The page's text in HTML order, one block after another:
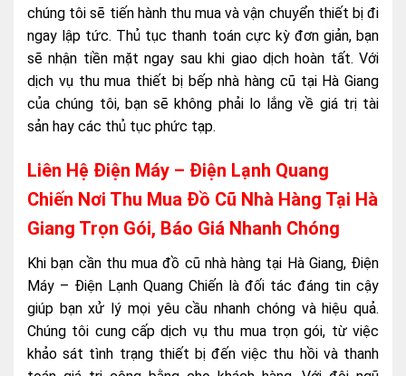
chúng tôi sẽ tiến hành thu mua và vận chuyển thiết bị đi
ngay lập tức. Thủ tục thanh toán cực kỳ đơn giản, bạn
sẽ nhận tiền mặt ngay sau khi giao dịch hoàn tất. Với
dịch vụ thu mua thiết bị bếp nhà hàng cũ tại Hà Giang
của chúng tôi, bạn sẽ không phải lo lắng về giá trị tài
sản hay các thủ tục phức tạp.
Liên Hệ Điện Máy – Điện Lạnh Quang
Chiến Nơi Thu Mua Đồ Cũ Nhà Hàng Tại Hà
Giang Trọn Gói, Báo Giá Nhanh Chóng
Khi bạn cần thu mua đồ cũ nhà hàng tại Hà Giang, Điện
Máy – Điện Lạnh Quang Chiến là đối tác đáng tin cậy
giúp bạn xử lý mọi yêu cầu nhanh chóng và hiệu quả.
Chúng tôi cung cấp dịch vụ thu mua trọn gói, từ việc
khảo sát tình trạng thiết bị đến việc thu hồi và thanh